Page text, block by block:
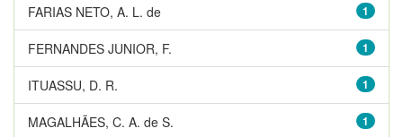
1
FARIAS NETO, A. L. de
1
FERNANDES JUNIOR, F.
1
ITUASSU, D. R.
1
MAGALHÃES, C. A. de S.